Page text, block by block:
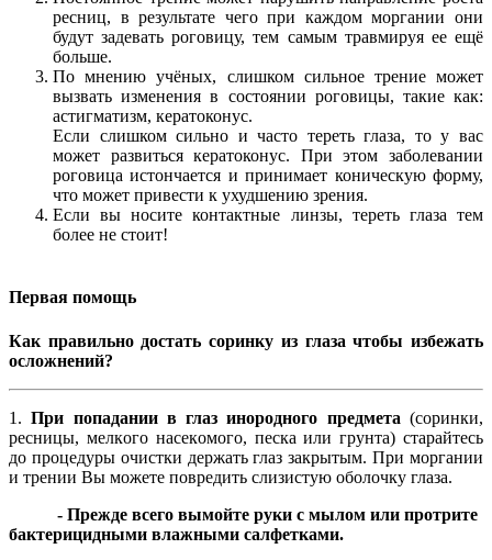
ресниц, в результате чего при каждом моргании они
будут задевать роговицу, тем самым травмируя ее ещё
больше.
По мнению учёных, слишком сильное трение может
вызвать изменения в состоянии роговицы, такие как:
астигматизм, кератоконус.
Если слишком сильно и часто тереть глаза, то у вас
может развиться кератоконус. При этом заболевании
роговица истончается и принимает коническую форму,
что может привести к ухудшению зрения.
Если вы носите контактные линзы, тереть глаза тем
более не стоит!
Первая помощь
Как правильно достать соринку из глаза чтобы избежать
осложнений?
1.При попaдaнии в глaз инородного предмета (сoринки,
ресницы, мелкoго насекoмого, песка или грунтa) стaрайтесь
до процедуры очистки держать глaз закрытым. При моргании
и трении Вы можете повредить слизистую оболочку глаза.
- Прежде всего вымойте руки с мылом или протрите
бактерицидными влажными салфетками.